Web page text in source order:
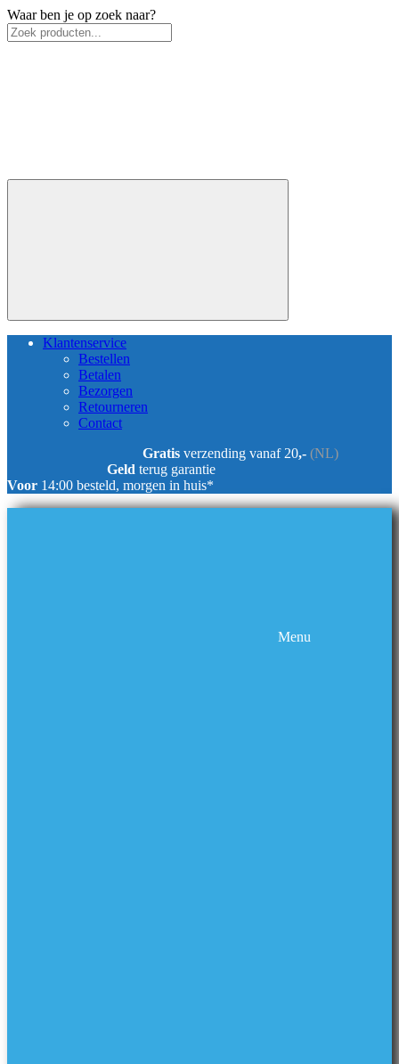
Waar ben je op zoek naar?
Klantenservice
Bestellen
Betalen
Bezorgen
Retourneren
Contact
Gratis verzending vanaf 20,- (NL)
Geld terug garantie
Voor 14:00 besteld, morgen in huis*
Menu